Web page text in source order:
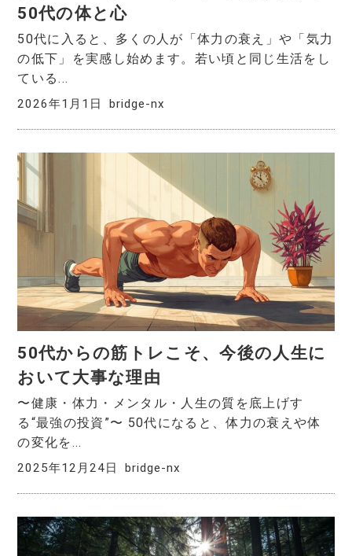
50代の体と心
50代に入ると、多くの人が「体力の衰え」や「気力
の低下」を実感し始めます。若い頃と同じ生活をし
ている...
2026年1月1日 bridge-nx
50代からの筋トレこそ、今後の人生に
おいて大事な理由
〜健康・体力・メンタル・人生の質を底上げす
る“最強の投資”〜 50代になると、体力の衰えや体
の変化を...
2025年12月24日 bridge-nx